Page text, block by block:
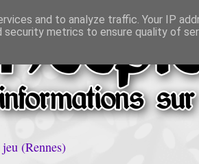
(Rennes)
and to analyze traffic. Your IP
metrics to ensure quality of